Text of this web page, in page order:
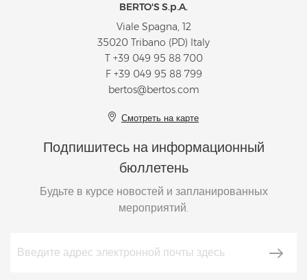
BERTO'S S.p.A.
Viale Spagna, 12
35020 Tribano (PD) Italy
T +39 049 95 88 700
F +39 049 95 88 799
bertos@bertos.com
Смотреть на карте
Подпишитесь на информационный
бюллетень
Будьте в курсе новостей и запланированных
мероприятий.